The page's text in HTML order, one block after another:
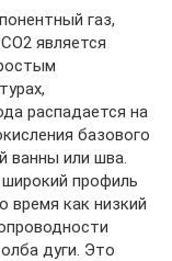
газ,
является
распадается на
базового
ванны или шва.
профиль
время как низкий
дуги. Это